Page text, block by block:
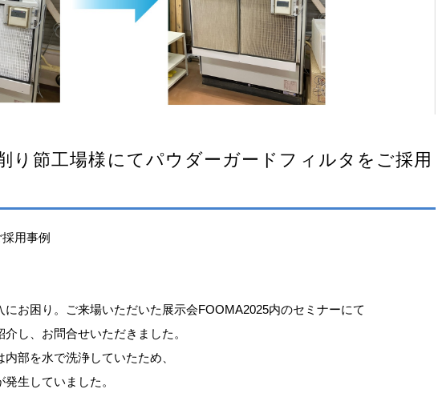
り節工場様にてパウダーガードフィルタをご採用
採用事例
にお困り。ご来場いただいた展示会FOOMA2025内のセミナーにて
し、お問合せいただきました。
部を水で洗浄していたため、
生していました。